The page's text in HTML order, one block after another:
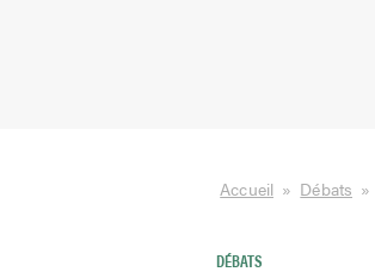
Accueil » Débats »
DÉBATS